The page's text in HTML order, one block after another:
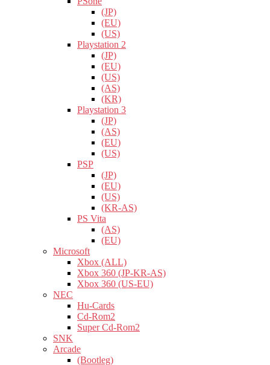
(JP)
(EU)
(US)
Playstation 2
(JP)
(EU)
(US)
(AS)
(KR)
Playstation 3
(JP)
(AS)
(EU)
(US)
PSP
(JP)
(EU)
(US)
(KR-AS)
PS Vita
(AS)
(EU)
Microsoft
Xbox (ALL)
Xbox 360 (JP-KR-AS)
Xbox 360 (US-EU)
NEC
Hu-Cards
Cd-Rom2
Super Cd-Rom2
SNK
Arcade
(Bootleg)